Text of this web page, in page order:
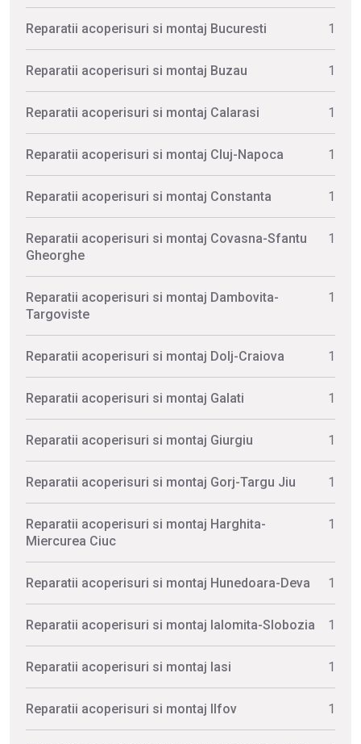
Reparatii acoperisuri si montaj Bucuresti 1
Reparatii acoperisuri si montaj Buzau 1
Reparatii acoperisuri si montaj Calarasi 1
Reparatii acoperisuri si montaj Cluj-Napoca 1
Reparatii acoperisuri si montaj Constanta 1
Reparatii acoperisuri si montaj Covasna-Sfantu
Gheorghe
1
Reparatii acoperisuri si montaj Dambovita-
Targoviste
1
Reparatii acoperisuri si montaj Dolj-Craiova 1
Reparatii acoperisuri si montaj Galati 1
Reparatii acoperisuri si montaj Giurgiu 1
Reparatii acoperisuri si montaj Gorj-Targu Jiu 1
Reparatii acoperisuri si montaj Harghita-
Miercurea Ciuc
1
Reparatii acoperisuri si montaj Hunedoara-Deva 1
Reparatii acoperisuri si montaj Ialomita-Slobozia 1
Reparatii acoperisuri si montaj Iasi 1
Reparatii acoperisuri si montaj Ilfov 1